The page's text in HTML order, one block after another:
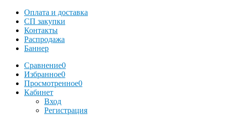
Оплата и доставка
СП закупки
Контакты
Распродажа
Баннер
Сравнение0
Избранное0
Просмотренное0
Кабинет
Вход
Регистрация